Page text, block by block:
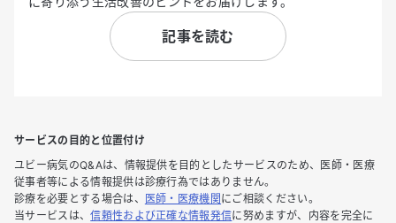
記事を読む
サービスの目的と位置付け
ユビー病気のQ&Aは、情報提供を目的としたサービスのため、医師・医療
従事者等による情報提供は診療行為ではありません。
診療を必要とする場合は、
医師・医療機関 にご相談ください。
当サービスは、信頼性および正確な情報発信に努めますが、内容を完全に